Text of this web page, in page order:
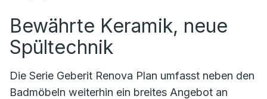
Bewährte Keramik, neue
Spültechnik
Die Serie Geberit Renova Plan umfasst neben den
Badmöbeln weiterhin ein breites Angebot an